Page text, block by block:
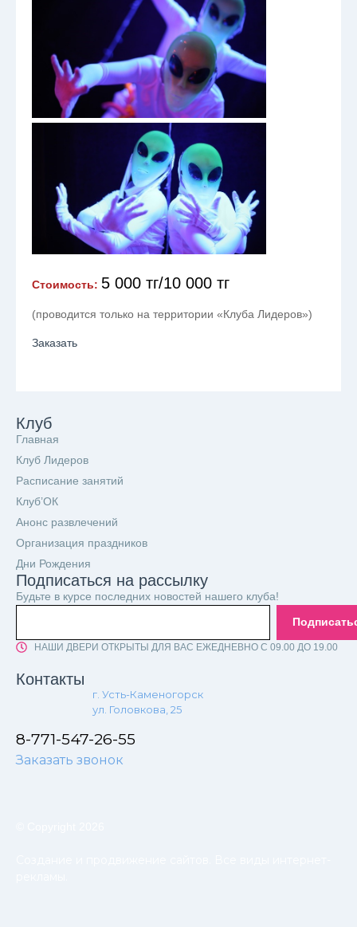
Стоимость: 5 000 тг/10 000 тг
(проводится только на территории «Клуба Лидеров»)
Заказать
Клуб
Главная
Клуб Лидеров
Расписание занятий
Клуб’ОК
Анонс развлечений
Организация праздников
Дни Рождения
Подписаться на рассылку
Будьте в курсе последних новостей нашего клуба!
НАШИ ДВЕРИ ОТКРЫТЫ ДЛЯ ВАС ЕЖЕДНЕВНО С 09.00 ДО 19.00
Контакты
г. Усть-Каменогорск
ул. Головкова, 25
8-771-547-26-55
Заказать звонок